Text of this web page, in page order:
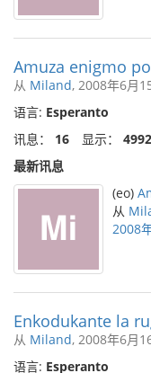
Amuza enigmo
从 Miland, 2008年6月
语言: Esperanto
讯息： 16 显示：
最新讯息
(eo)
从
2008
Enkodukante la
从 Miland, 2008年6月
语言: Esperanto